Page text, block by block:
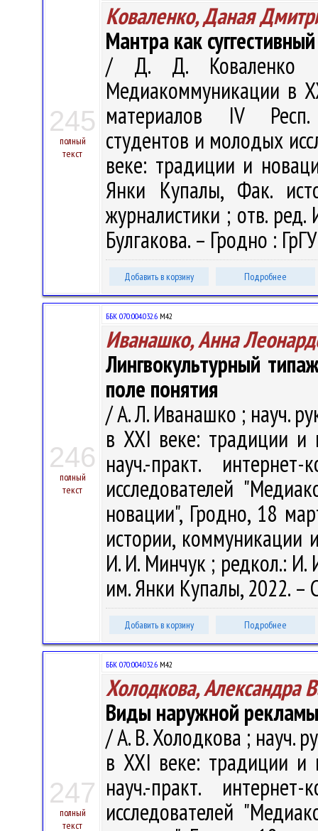
245
полный
текст
Коваленко, Даная
Мантра как
/ Д. Д. Коваленко
Медиакоммуникации в
материалов IV Респ.
студентов и молодых
веке: традиции и
Янки Купалы, Фак.
журналистики ; отв.
Булгакова. – Гродно :
Добавить в корзину Подробнее
246
полный
текст
ББК 070:004.032.6 М42
Иванашко, Анна
Лингвокультурный
поле понятия
/ А. Л. Иванашко ; науч.
в XXI веке: традиции и
науч.-практ.
исследователей
новации", Гродно, 18
истории, коммуникации
И. И. Минчук ; редкол.: И.
им. Янки Купалы, 2022. –
Добавить в корзину Подробнее
247
полный
текст
ББК 070:004.032.6 М42
Холодкова, Александра
Виды наружной
/ А. В. Холодкова ; науч.
в XXI веке: традиции и
науч.-практ.
исследователей